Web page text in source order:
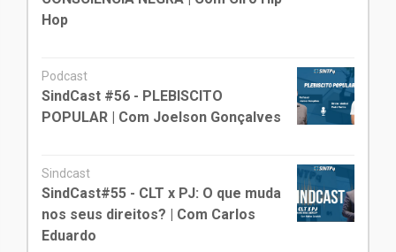
Hop
Podcast
SindCast #56 - PLEBISCITO
POPULAR | Com Joelson Gonçalves
Sindcast
SindCast#55 - CLT x PJ: O que muda
nos seus direitos? | Com Carlos
Eduardo